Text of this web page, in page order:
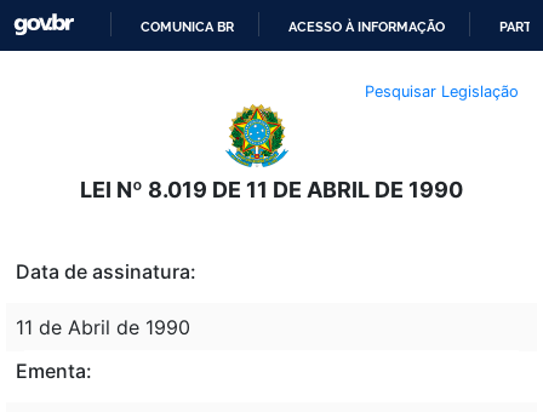
O
CONTEÚDO
COMUNICA BR ACESSO À INFORMAÇÃO
Pesquisar Legislação
LEI Nº 8.019 DE 11 DE ABRIL DE 1990
Data de assinatura:
11 de Abril de 1990
Ementa: